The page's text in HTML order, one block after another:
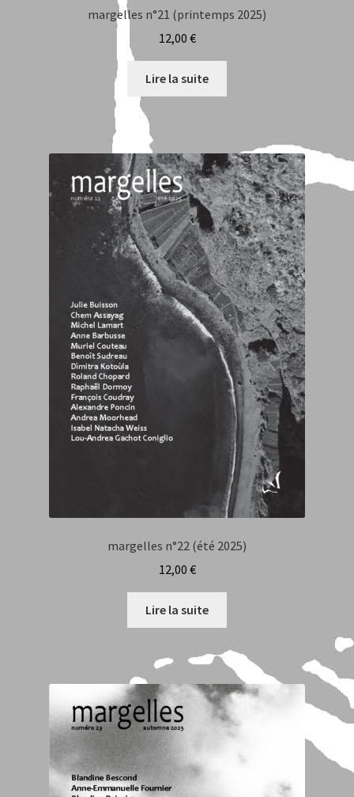
margelles n°21 (printemps 2025)
12,00 €
Lire la suite
margelles n°22 (été 2025)
12,00 €
Lire la suite